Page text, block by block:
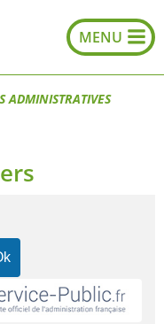
ADMINISTRATIVES